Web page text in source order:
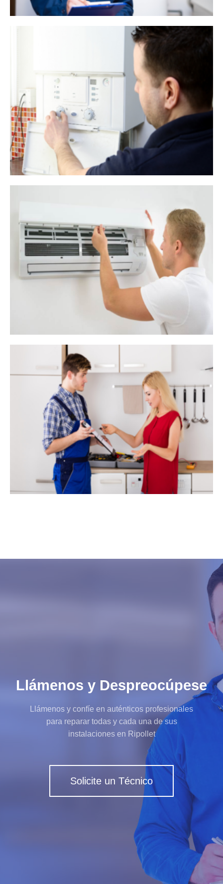
Llámenos y Despreocúpese
Llámenos y confíe en auténticos profesionales
para reparar todas y cada una de sus
instalaciones en Ripollet
Solicite un Técnico